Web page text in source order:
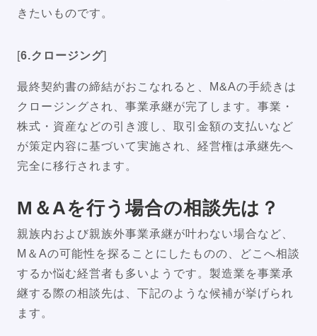
きたいものです。
[6.クロージング]
最終契約書の締結がおこなれると、M&Aの手続きは
クロージングされ、事業承継が完了します。事業・
株式・資産などの引き渡し、取引金額の支払いなど
が策定内容に基づいて実施され、経営権は承継先へ
完全に移行されます。
M＆Aを行う場合の相談先は？
親族内および親族外事業承継が叶わない場合など、
M＆Aの可能性を探ることにしたものの、どこへ相談
するか悩む経営者も多いようです。製造業を事業承
継する際の相談先は、下記のような候補が挙げられ
ます。